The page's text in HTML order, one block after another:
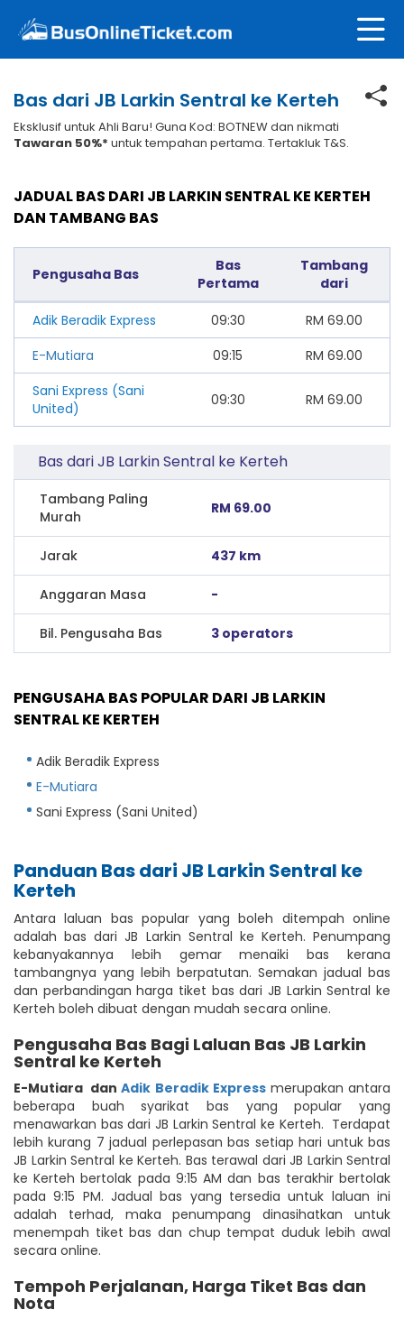
Bas dari JB Larkin Sentral ke Kerteh
Eksklusif untuk Ahli Baru! Guna Kod: BOTNEW dan nikmati
Tawaran 50%* untuk tempahan pertama. Tertakluk T&S.
JADUAL BAS DARI JB LARKIN SENTRAL KE KERTEH
DAN TAMBANG BAS
Pengusaha Bas
Bas
Pertama
Tambang
dari
Adik Beradik Express 09:30 RM 69.00
E-Mutiara
09:15 RM 69.00
Sani Express (Sani
United)
09:30 RM 69.00
Bas dari JB Larkin Sentral ke Kerteh
Tambang Paling
Murah
RM 69.00
Jarak 437 km
Anggaran Masa -
Bil. Pengusaha Bas 3 operators
PENGUSAHA BAS POPULAR DARI JB LARKIN
SENTRAL KE KERTEH
Adik Beradik Express
E-Mutiara
Sani Express (Sani United)
Panduan Bas dari JB Larkin Sentral ke
Kerteh
Antara laluan bas popular yang boleh ditempah online
adalah bas dari JB Larkin Sentral ke Kerteh. Penumpang
kebanyakannya lebih gemar menaiki bas kerana
tambangnya yang lebih berpatutan. Semakan jadual bas
dan perbandingan harga tiket bas dari JB Larkin Sentral ke
Kerteh boleh dibuat dengan mudah secara online.
Pengusaha Bas Bagi Laluan Bas JB Larkin
Sentral ke Kerteh
E-Mutiara danAdik Beradik Expressmerupakan antara
beberapa buah syarikat bas yang popular yang
menawarkan bas dari JB Larkin Sentral ke Kerteh. Terdapat
lebih kurang 7 jadual perlepasan bas setiap hari untuk bas
JB Larkin Sentral ke Kerteh. Bas terawal dari JB Larkin Sentral
ke Kerteh bertolak pada 9:15 AM dan bas terakhir bertolak
pada 9:15 PM. Jadual bas yang tersedia untuk laluan ini
adalah terhad, maka penumpang dinasihatkan untuk
menempah tiket bas dan chup tempat duduk lebih awal
secara online.
Tempoh Perjalanan, Harga Tiket Bas dan
Nota